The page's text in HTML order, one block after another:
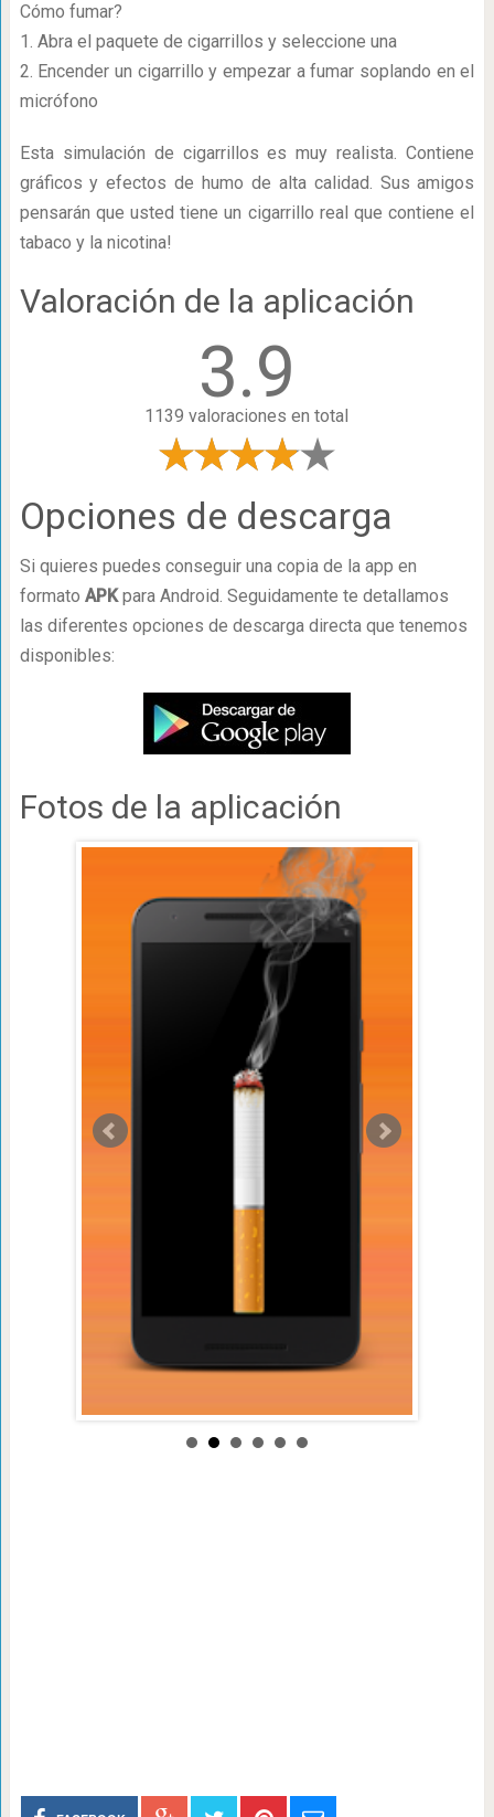
Cómo fumar?
1. Abra el paquete de cigarrillos y seleccione una
2. Encender un cigarrillo y empezar a fumar soplando en el
micrófono
Esta simulación de cigarrillos es muy realista. Contiene
gráficos y efectos de humo de alta calidad. Sus amigos
pensarán que usted tiene un cigarrillo real que contiene el
tabaco y la nicotina!
Valoración de la aplicación
3.9
1139 valoraciones en total
Opciones de descarga
Si quieres puedes conseguir una copia de la app en
formato APKpara Android. Seguidamente te detallamos
las diferentes opciones de descarga directa que tenemos
disponibles:
Fotos de la aplicación